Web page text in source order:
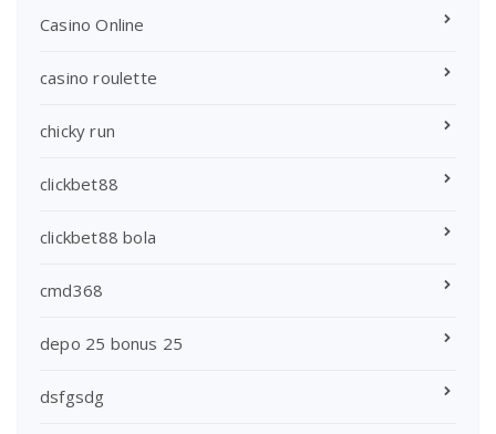
Casino Online
casino roulette
chicky run
clickbet88
clickbet88 bola
cmd368
depo 25 bonus 25
dsfgsdg